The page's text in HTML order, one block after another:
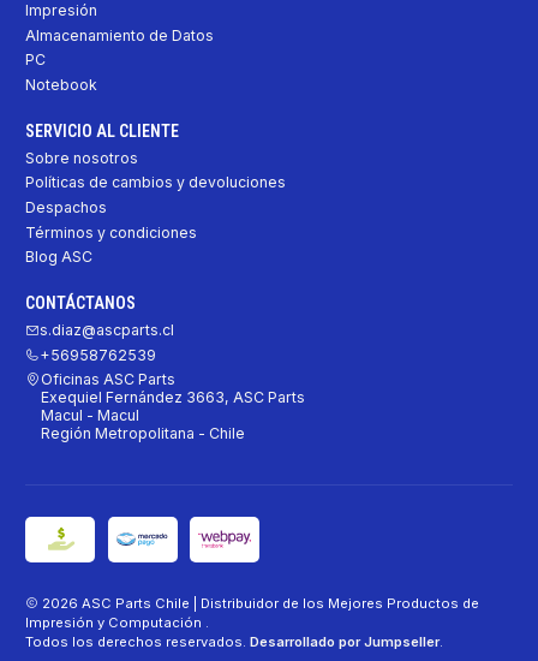
Impresión
Almacenamiento de Datos
PC
Notebook
SERVICIO AL CLIENTE
Sobre nosotros
Políticas de cambios y devoluciones
Despachos
Términos y condiciones
Blog ASC
CONTÁCTANOS
s.diaz@ascparts.cl
+56958762539
Oficinas ASC Parts
Exequiel Fernández 3663, ASC Parts
Macul - Macul
Región Metropolitana - Chile
2026 ASC Parts Chile | Distribuidor de los Mejores Productos de
Impresión y Computación .
Todos los derechos reservados. Desarrollado por Jumpseller.